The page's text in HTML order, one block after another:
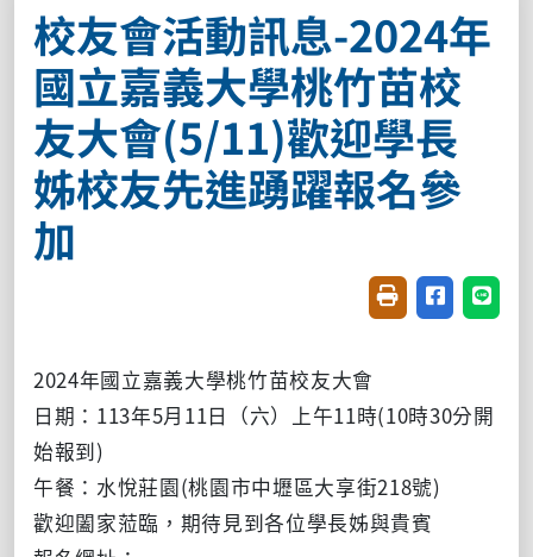
校友會活動訊息-2024年
國立嘉義大學桃竹苗校
友大會(5/11)歡迎學長
姊校友先進踴躍報名參
加
友善列印(開新視
分享至臉書
分享
2024年國立嘉義大學桃竹苗校友大會
日期：113年5月11日（六）上午11時(10時30分開
始報到)
午餐：水悅莊園(桃園市中壢區大享街218號)
歡迎闔家蒞臨，期待見到各位學長姊與貴賓